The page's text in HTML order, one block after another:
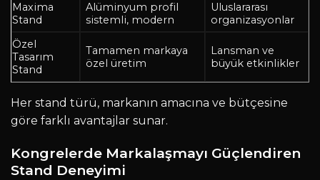
Maxima
Stand
Alüminyum profil
sistemli, modern
Uluslararası
organizasyonlar
Özel
Tasarım
Stand
Tamamen markaya
özel üretim
Lansman ve
büyük etkinlikler
Her stand türü, markanın amacına ve bütçesine
göre farklı avantajlar sunar.
Kongrelerde Markalaşmayı Güçlendiren
Stand Deneyimi